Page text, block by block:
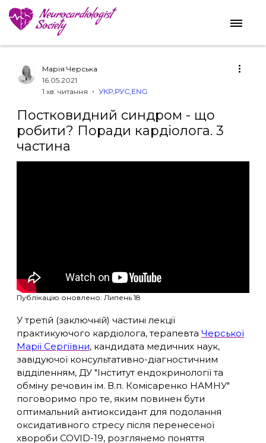
Марія Черська
16.05.2021
1 хв. читання
УКР,РУС,ENG
Постковидний синдром - що
робити? Поради кардіолога. 3
частина
Публікацію оновлено: Липень 18
У третій (заключній) частині лекції
практикуючого кардіолога, терапевта Черської
Марії Сергіївни, кандидата медичних наук,
завідуючої консультативно-діагностичним
відділенням, ДУ "Інститут ендокринології та
обміну речовин ім. В.п. Комісаренко НАМНУ"
поговоримо про те, яким повинен бути
оптимальний антиоксидант для подолання
оксидативного стресу після перенесеної
хвороби COVID-19, розглянемо поняття